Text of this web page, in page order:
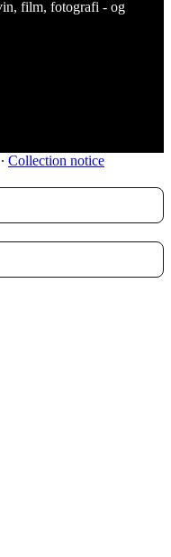
film, fotografi - og
∙ Collection notice